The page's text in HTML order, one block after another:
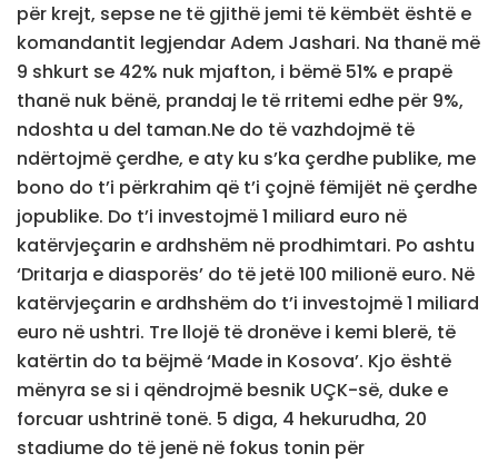
për krejt, sepse ne të gjithë jemi të këmbët është e
komandantit legjendar Adem Jashari. Na thanë më
9 shkurt se 42% nuk mjafton, i bëmë 51% e prapë
thanë nuk bënë, prandaj le të rritemi edhe për 9%,
ndoshta u del taman.Ne do të vazhdojmë të
ndërtojmë çerdhe, e aty ku s’ka çerdhe publike, me
bono do t’i përkrahim që t’i çojnë fëmijët në çerdhe
jopublike. Do t’i investojmë 1 miliard euro në
katërvjeçarin e ardhshëm në prodhimtari. Po ashtu
‘Dritarja e diasporës’ do të jetë 100 milionë euro. Në
katërvjeçarin e ardhshëm do t’i investojmë 1 miliard
euro në ushtri. Tre llojë të dronëve i kemi blerë, të
katërtin do ta bëjmë ‘Made in Kosova’. Kjo është
mënyra se si i qëndrojmë besnik UÇK-së, duke e
forcuar ushtrinë tonë. 5 diga, 4 hekurudha, 20
stadiume do të jenë në fokus tonin për